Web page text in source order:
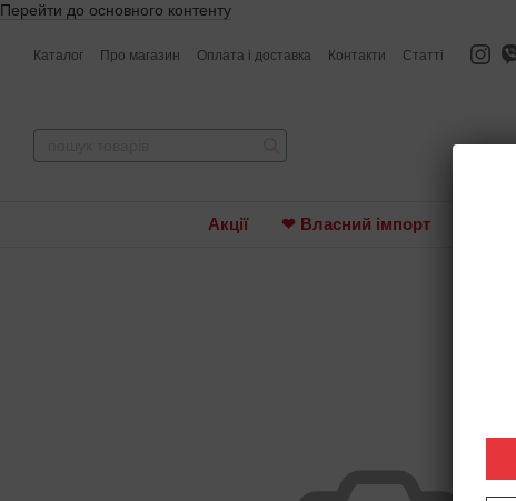
Перейти до основного контенту
Каталог Про магазин Оплата і доставка Контакти Статті
Акції ❤ Власний імпорт